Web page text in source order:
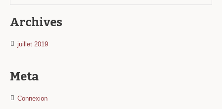
Archives
juillet 2019
Meta
Connexion